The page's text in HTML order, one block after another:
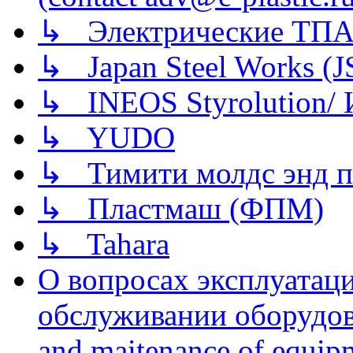
↳ Электрические
↳ Japan Steel Works
↳ INEOS
↳ YUDO
↳ Тимити молдс энд
↳ Пластмаш (ФПМ)
↳ Tahara
О вопросах
обслуживании